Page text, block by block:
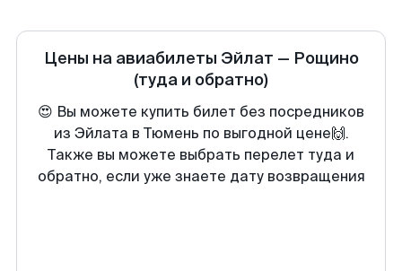
Цены на авиабилеты Эйлат — Рощино
(туда и обратно)
😍 Вы можете купить билет без посредников
из Эйлата в Тюмень по выгодной цене🙌.
Также вы можете выбрать перелет туда и
обратно, если уже знаете дату возвращения